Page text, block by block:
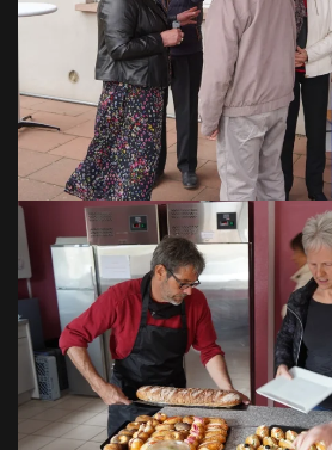
VOIR EN GRAND
VOIR EN GRAND